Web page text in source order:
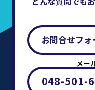
お問合せフォ
メー
048-501-